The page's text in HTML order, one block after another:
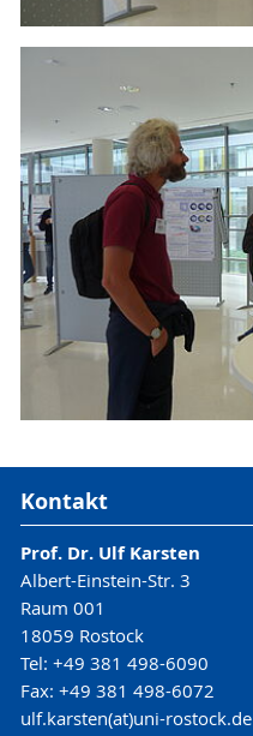
Kontakt
Prof. Dr. Ulf Karsten
Albert-Einstein-Str. 3
Raum 001
18059 Rostock
Tel: +49 381 498-6090
Fax: +49 381 498-6072
ulf.karsten(at)uni-rostock.de